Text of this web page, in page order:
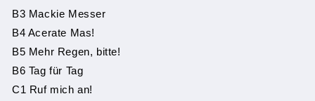
B3 Mackie Messer
B4 Acerate Mas!
B5 Mehr Regen, bitte!
B6 Tag für Tag
C1 Ruf mich an!